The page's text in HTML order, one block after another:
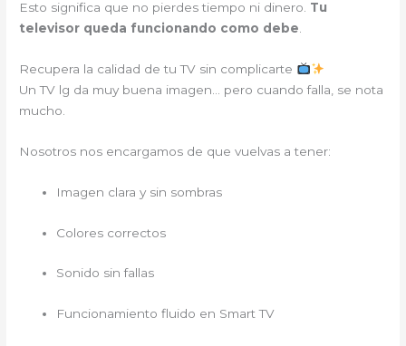
Esto significa que no pierdes tiempo ni dinero. Tu
televisor queda funcionando como debe
Recupera la calidad de tu TV sin complicarte
Un TV lg da muy buena imagen… pero cuando falla, se nota
mucho.
Nosotros nos encargamos de que vuelvas a tener:
Imagen clara y sin sombras
Colores correctos
Sonido sin fallas
Funcionamiento fluido en Smart TV